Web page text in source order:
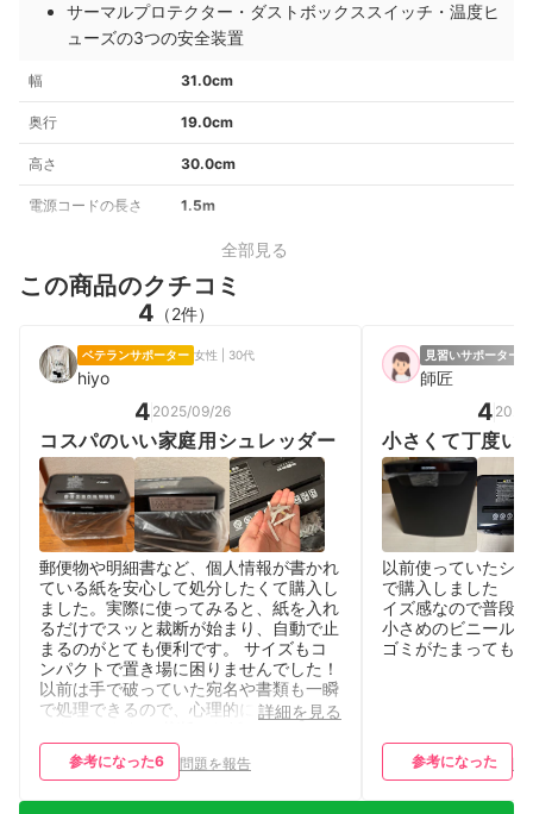
サーマルプロテクター・ダストボックススイッチ・温度ヒ
ューズの3つの安全装置
幅 31.0cm
奥行 19.0cm
高さ 30.0cm
電源コードの長さ 1.5m
全部見る
この商品のクチコミ
4 （2件）
ベテランサポーター 女性 | 30代
hiyo
4 2025/09/26
コスパのいい家庭用シュレッダー
郵便物や明細書など、個人情報が書かれ
ている紙を安心して処分したくて購入し
ました。実際に使ってみると、紙を入れ
るだけでスッと裁断が始まり、自動で止
まるのがとても便利です。 サイズもコ
ンパクトで置き場に困りませんでした！
以前は手で破っていた宛名や書類も一瞬
で処理できるので、心理的にもかなりス
月に1回交換するかしないかくらいなの
で、家庭用としては充分な容量だと思い
詳細を見る
参考になった6 問題を報告
見習いサポーター
師匠
4
小さくて丁度い
以前使っていたシ
で購入しました 大
イズ感なので普段
小さめのビニール
ゴミがたまっても
参考になった